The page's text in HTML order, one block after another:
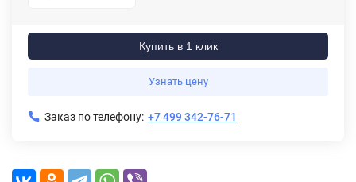
Купить в 1 клик
Узнать цену
Заказ по телефону: +7 499 342-76-71